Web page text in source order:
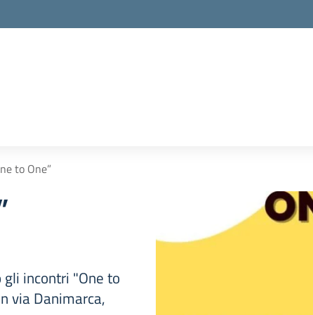
to One”
incontri "One to
via Danimarca,